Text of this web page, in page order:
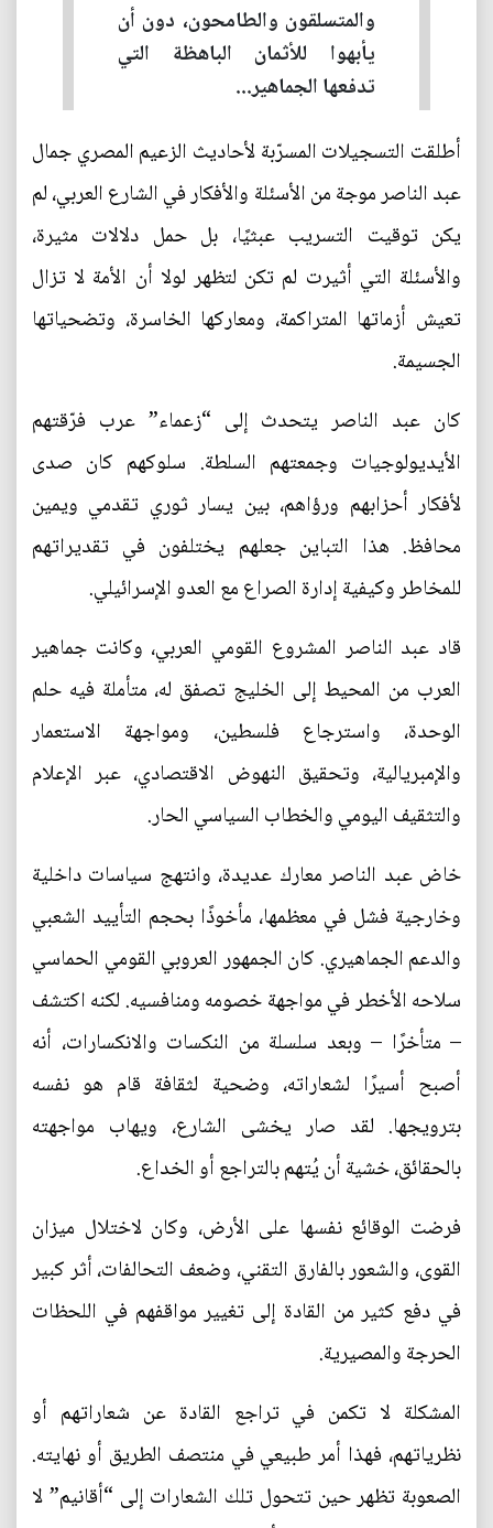
والمتسلقون والطامحون، دون أن
يأبهوا للأثمان الباهظة التي
تدفعها الجماهير...
أطلقت التسجيلات المسرّبة لأحاديث الزعيم المصري جمال
عبد الناصر موجة من الأسئلة والأفكار في الشارع العربي، لم
يكن توقيت التسريب عبثيًا، بل حمل دلالات مثيرة،
والأسئلة التي أثيرت لم تكن لتظهر لولا أن الأمة لا تزال
تعيش أزماتها المتراكمة، ومعاركها الخاسرة، وتضحياتها
الجسيمة.
كان عبد الناصر يتحدث إلى “زعماء” عرب فرّقتهم
الأيديولوجيات وجمعتهم السلطة. سلوكهم كان صدى
لأفكار أحزابهم ورؤاهم، بين يسار ثوري تقدمي ويمين
محافظ. هذا التباين جعلهم يختلفون في تقديراتهم
للمخاطر وكيفية إدارة الصراع مع العدو الإسرائيلي.
قاد عبد الناصر المشروع القومي العربي، وكانت جماهير
العرب من المحيط إلى الخليج تصفق له، متأملة فيه حلم
الوحدة، واسترجاع فلسطين، ومواجهة الاستعمار
والإمبريالية، وتحقيق النهوض الاقتصادي، عبر الإعلام
والتثقيف اليومي والخطاب السياسي الحار.
خاض عبد الناصر معارك عديدة، وانتهج سياسات داخلية
وخارجية فشل في معظمها، مأخوذًا بحجم التأييد الشعبي
والدعم الجماهيري. كان الجمهور العروبي القومي الحماسي
سلاحه الأخطر في مواجهة خصومه ومنافسيه. لكنه اكتشف
– متأخرًا – وبعد سلسلة من النكسات والانكسارات، أنه
أصبح أسيرًا لشعاراته، وضحية لثقافة قام هو نفسه
بترويجها. لقد صار يخشى الشارع، ويهاب مواجهته
بالحقائق، خشية أن يُتهم بالتراجع أو الخداع.
فرضت الوقائع نفسها على الأرض، وكان لاختلال ميزان
القوى، والشعور بالفارق التقني، وضعف التحالفات، أثر كبير
في دفع كثير من القادة إلى تغيير مواقفهم في اللحظات
الحرجة والمصيرية.
المشكلة لا تكمن في تراجع القادة عن شعاراتهم أو
نظرياتهم، فهذا أمر طبيعي في منتصف الطريق أو نهايته.
الصعوبة تظهر حين تتحول تلك الشعارات إلى “أقانيم” لا